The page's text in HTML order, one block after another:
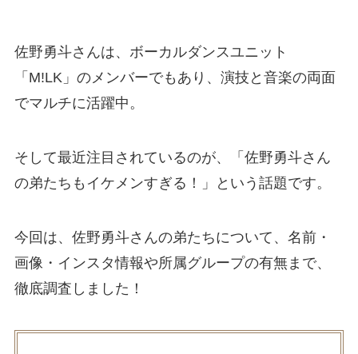
佐野勇斗さんは、ボーカルダンスユニット
「M!LK」のメンバーでもあり、演技と音楽の両面
でマルチに活躍中。
そして最近注目されているのが、「佐野勇斗さん
の弟たちもイケメンすぎる！」という話題です。
今回は、佐野勇斗さんの弟たちについて、名前・
画像・インスタ情報や所属グループの有無まで、
徹底調査しました！